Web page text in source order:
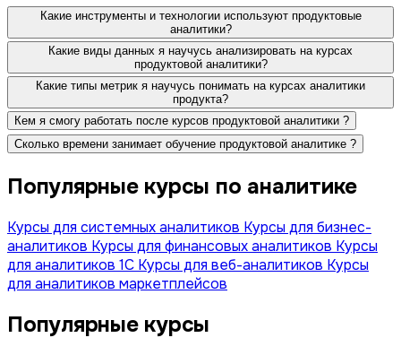
Какие инструменты и технологии используют продуктовые
аналитики?
Какие виды данных я научусь анализировать на курсах
продуктовой аналитики?
Какие типы метрик я научусь понимать на курсах аналитики
продукта?
Кем я смогу работать после курсов продуктовой аналитики ?
Сколько времени занимает обучение продуктовой аналитике ?
Популярные курсы по аналитике
Курсы для системных аналитиков Курсы для бизнес-
аналитиков Курсы для финансовых аналитиков Курсы
для аналитиков 1C Курсы для веб-аналитиков Курсы
для аналитиков маркетплейсов
Популярные курсы